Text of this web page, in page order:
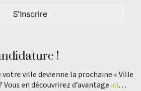
!
ville devienne la prochaine « Ville
Vous en découvrirez d’avantage ici…